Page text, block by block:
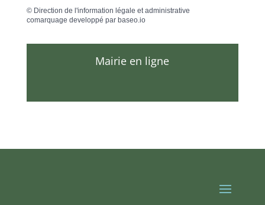
© Direction de l'information légale et administrative
comarquage developpé par baseo.io
Mairie en ligne